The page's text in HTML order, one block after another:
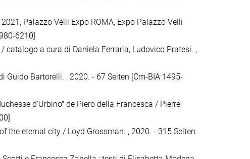
Palazzo Velli Expo ROMA, Expo Palazzo Velli
6210]
a cura di Daniela Ferraria, Ludovico Pratesi. ,
Guido Bartorelli. , 2020. - 67 Seiten [Cm-BIA 1495-
d'Urbino" de Piero della Francesca / Pierre
the eternal city / Loyd Grossman. , 2020. - 315 Seiten